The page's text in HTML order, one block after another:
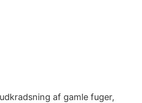
af gamle fuger,